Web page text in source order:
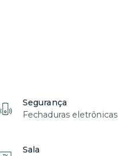
Segurança
Fechaduras eletrônicas
Sala